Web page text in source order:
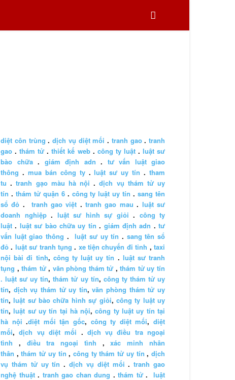
diệt côn trùng . dịch vụ diệt mối . tranh gao. tranh
gao .thám tử .thiết kế web. công ty luật.luật sư
bào chữa. giám định adn . tư vấn luật giao
thông . mua bán công ty.luật sư uy tín .tham
tu .tranh gạo màu hà nội .dịch vụ thám tử uy
tín . thám tử quận 6. công ty luật uy tín .sang tên
sổ đỏ . tranh gao việt .tranh gao mau . luật sư
doanh nghiệp. luật sư hình sự giỏi . công ty
luật . luật sư bào chữa uy tín . giám định adn .tư
vấn luật giao thông .luật sư uy tín . sang tên sổ
đỏ . luật sư tranh tụng . xe tiện chuyến đi tỉnh ,taxi
nội bài đi tỉnh, công ty luật uy tín . luật sư tranh
tụng ,thám tử, văn phòng thám tử ,thám tử uy tín
. luật sư uy tín,thám tử uy tín, công ty thám tử uy
tín, dịch vụ thám tử uy tín,văn phòng thám tử uy
tín,luật sư bào chữa hình sự giỏi, công ty luật uy
tín,luật sư uy tín tại hà nội,công ty luật uy tín tại
hà nội.diệt mối tận gốc, công ty diệt mối,diệt
mối,dịch vụ diệt mối . dịch vụ điều tra ngoại
tình , điều tra ngoại tình ,xác minh nhân
thân ,thám tử uy tín ,công ty thám tử uy tín ,dịch
vụ thám tử uy tín .dịch vụ diệt mối .tranh gao
nghệ thuật. tranh gao chan dung . thám tử. luật